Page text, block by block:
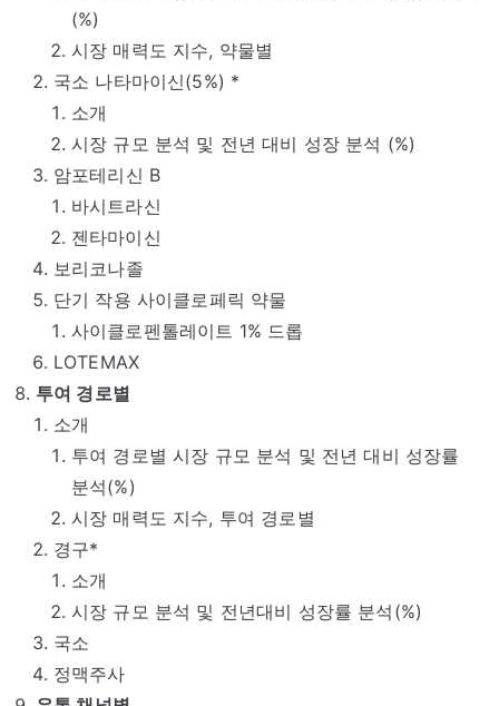
(%)
시장 매력도 지수, 약물별
국소 나타마이신(5%) *
소개
시장 규모 분석 및 전년 대비 성장 분석 (%)
암포테리신 B
바시트라신
젠타마이신
보리코나졸
단기 작용 사이클로페릭 약물
사이클로펜톨레이트 1% 드롭
LOTEMAX
투여 경로별
소개
투여 경로별 시장 규모 분석 및 전년 대비 성장률
분석(%)
시장 매력도 지수, 투여 경로별
경구*
소개
시장 규모 분석 및 전년대비 성장률 분석(%)
국소
정맥주사